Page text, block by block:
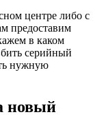
центре либо с
предоставим
в каком
серийный
нужную
новый